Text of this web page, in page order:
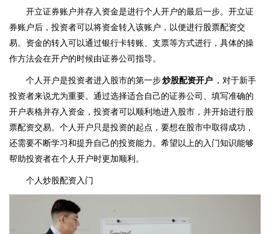
开立证券账户并存入资金是进行个人开户的最后一步。开立证
券账户后，投资者可以将资金转入该账户，以便进行股票配资交
易。资金的转入可以通过银行卡转账、支票等方式进行，具体的操
作方法会在开户的时候由证券公司指导。
个人开户是投资者进入股市的第一步炒股配资开户 ，对于新手
投资者来说尤为重要。通过选择适合自己的证券公司、填写准确的
开户表格并存入资金，投资者可以顺利地进入股市，并开始进行股
票配资交易。个人开户只是投资的起点，要想在股市中取得成功，
还需要不断学习和提升自己的投资能力。希望以上的入门知识能够
帮助投资者在个人开户时更加顺利。
个人炒股配资入门